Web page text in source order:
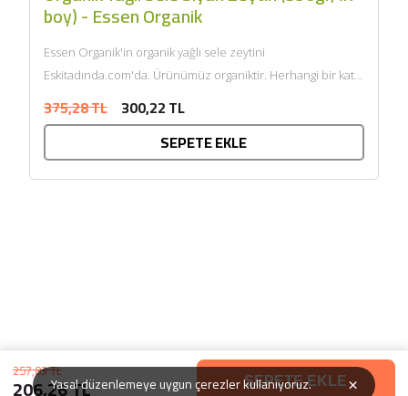
257,83 TL
206,26 TL SEPETE EKLE
boy) - Essen Organik
Essen Organik'in organik yağlı sele zeytini
Eskitadında.com'da. Ürünümüz organiktir. Herhangi bir katkı
onaylıdır. ECOCERT tarafından...
375,28 TL 300,22 TL
SEPETE EKLE
Yasal düzenlemeye uygun çerezler kullanıyoruz. ×